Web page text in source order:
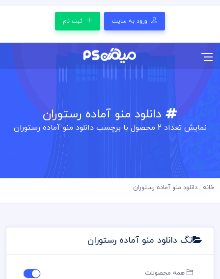
ورود به سایت ثبت نام
دانلود منو آماده رستوران
نمایش تعداد 2 محصول با برچسب دانلود منو آماده رستوران
خانه دانلود منو آماده رستوران
تگ دانلود منو آماده رستوران
همه محصولات